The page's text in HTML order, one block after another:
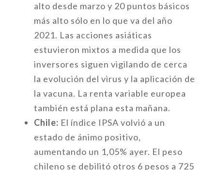
alto desde marzo y 20 puntos básicos
más alto sólo en lo que va del año
2021. Las acciones asiáticas
estuvieron mixtos a medida que los
inversores siguen vigilando de cerca
la evolución del virus y la aplicación de
la vacuna. La renta variable europea
también está plana esta mañana.
Chile: El índice IPSA volvió a un
estado de ánimo positivo,
aumentando un 1,05% ayer. El peso
chileno se debilitó otros 6 pesos a 725